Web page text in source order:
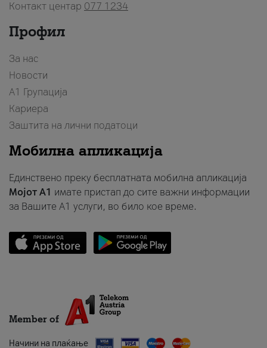
Контакт центар 077 1234
Профил
За нас
Новости
А1 Групација
Кариера
Заштита на лични податоци
Мобилна апликација
Единствено преку бесплатната мобилна апликација
Мојот A1 имате пристап до сите важни информации
за Вашите A1 услуги, во било кое време.
Member of
Начини на плаќање